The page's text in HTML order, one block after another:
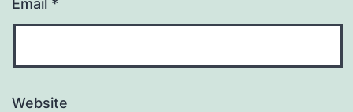
Email *
Website